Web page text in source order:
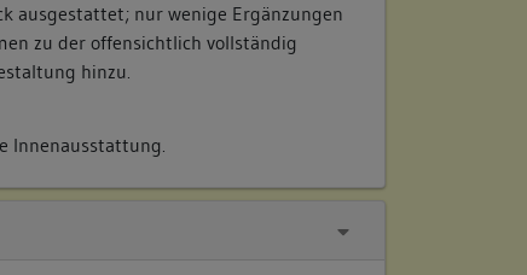
ausgestattet; nur wenige Ergänzungen
zu der offensichtlich vollständig
hinzu.
Innenausstattung.